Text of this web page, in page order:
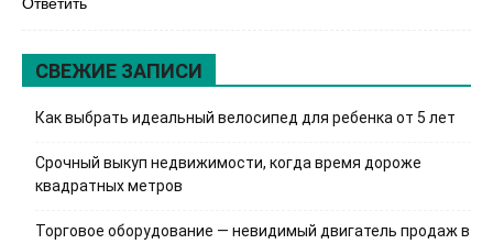
СВЕЖИЕ ЗАПИСИ
Как выбрать идеальный велосипед для ребенка от 5 лет
Срочный выкуп недвижимости, когда время дороже
квадратных метров
Торговое оборудование — невидимый двигатель продаж в